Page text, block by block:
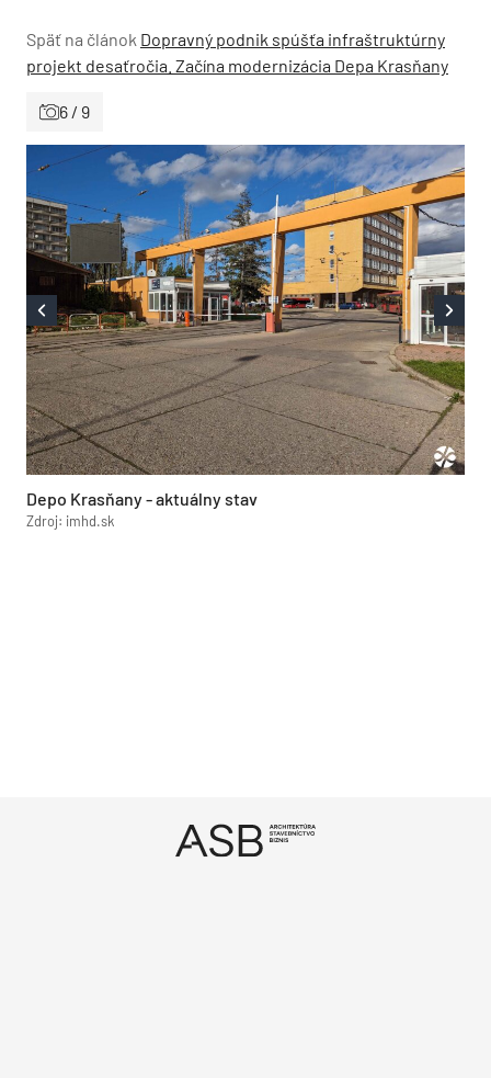
Späť na článok Dopravný podnik spúšťa infraštruktúrny
projekt desaťročia. Začína modernizácia Depa Krasňany
6 / 9
Depo Krasňany - aktuálny stav
Zdroj: imhd.sk